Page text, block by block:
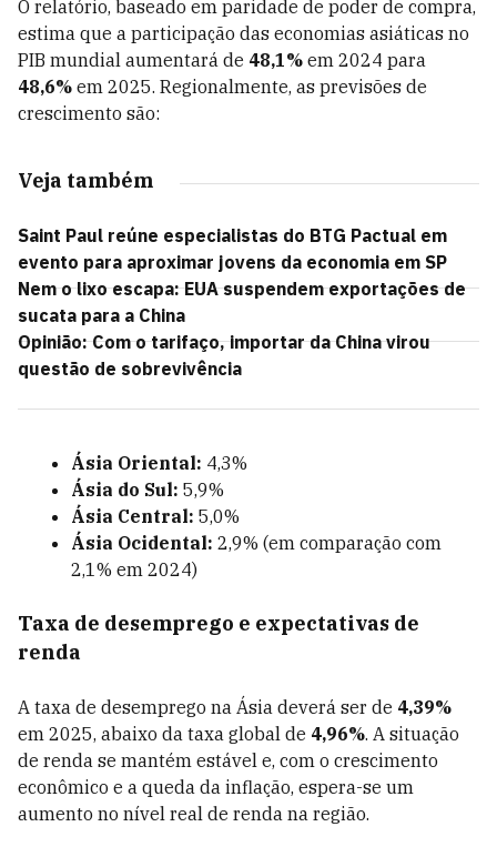
O relatório, baseado em paridade de poder de compra,
estima que a participação das economias asiáticas no
PIB mundial aumentará de 48,1% em 2024 para
48,6% em 2025. Regionalmente, as previsões de
crescimento são:
Veja também
Saint Paul reúne especialistas do BTG Pactual em
evento para aproximar jovens da economia em SP
Nem o lixo escapa: EUA suspendem exportações de
sucata para a China
Opinião: Com o tarifaço, importar da China virou
questão de sobrevivência
Ásia Oriental: 4,3%
Ásia do Sul: 5,9%
Ásia Central: 5,0%
Ásia Ocidental: 2,9% (em comparação com
2,1% em 2024)
Taxa de desemprego e expectativas de
renda
A taxa de desemprego na Ásia deverá ser de 4,39%
em 2025, abaixo da taxa global de 4,96%. A situação
de renda se mantém estável e, com o crescimento
econômico e a queda da inflação, espera-se um
aumento no nível real de renda na região.